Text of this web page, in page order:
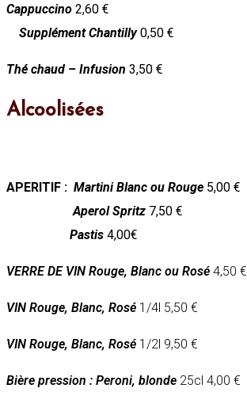
Cappuccino 2,60 €
Supplément Chantilly0,50 €
Thé chaud – Infusion 3,50 €
Alcoolisées
APERITIF : Martini Blanc ou Rouge 5,00 €
Aperol Spritz 7,50 €
Pastis 4,00€
VERRE DE VIN Rouge, Blanc ou Rosé 4,50 €
VIN Rouge, Blanc, Rosé 1/4l 5,50 €
VIN Rouge, Blanc, Rosé 1/2l 9,50 €
Bière pression : Peroni, blonde 25cl 4,00 €